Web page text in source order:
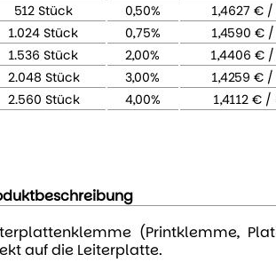
512 Stück
0,50%
1,4627 € /
1.024 Stück
0,75%
1,4590 € /
1.536 Stück
2,00%
1,4406 € /
2.048 Stück
3,00%
1,4259 € /
2.560 Stück
4,00% 1,4112 € /
(Printklemme,
auf die Leiterplatte.